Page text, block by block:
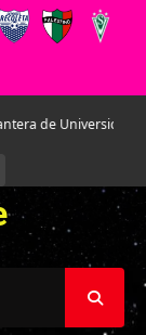
Universidad Católica.